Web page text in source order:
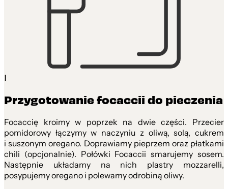
1
Przygotowanie focaccii do pieczenia
Focaccię kroimy w poprzek na dwie części. Przecier
pomidorowy łączymy w naczyniu z oliwą, solą, cukrem
i suszonym oregano. Doprawiamy pieprzem oraz płatkami
chili (opcjonalnie). Połówki Focaccii smarujemy sosem.
Następnie układamy na nich plastry mozzarelli,
posypujemy oregano i polewamy odrobiną oliwy.